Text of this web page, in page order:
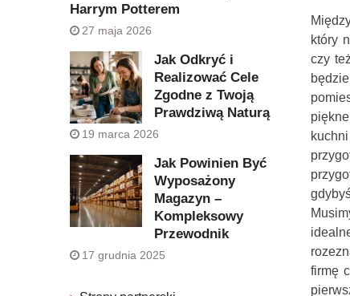
który
czy
firmę
Harrym Potterem
27 maja 2026
Jak Odkryć i
Realizować Cele
Zgodne z Twoją
Prawdziwą Naturą
19 marca 2026
Jak Powinien Być
Wyposażony
Magazyn –
Kompleksowy
Przewodnik
17 grudnia 2025